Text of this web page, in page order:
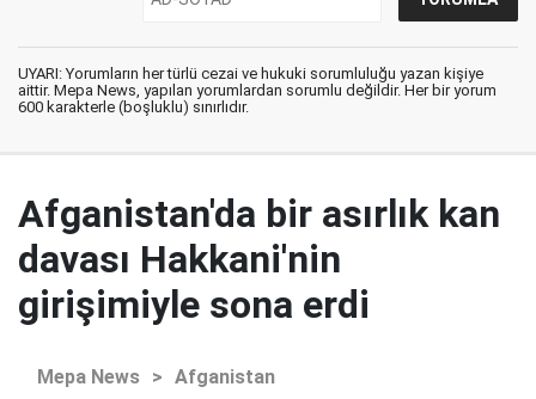
UYARI: Yorumların her türlü cezai ve hukuki sorumluluğu yazan kişiye
aittir. Mepa News, yapılan yorumlardan sorumlu değildir. Her bir yorum
600 karakterle (boşluklu) sınırlıdır.
Afganistan'da bir asırlık kan
davası Hakkani'nin
girişimiyle sona erdi
Mepa News > Afganistan